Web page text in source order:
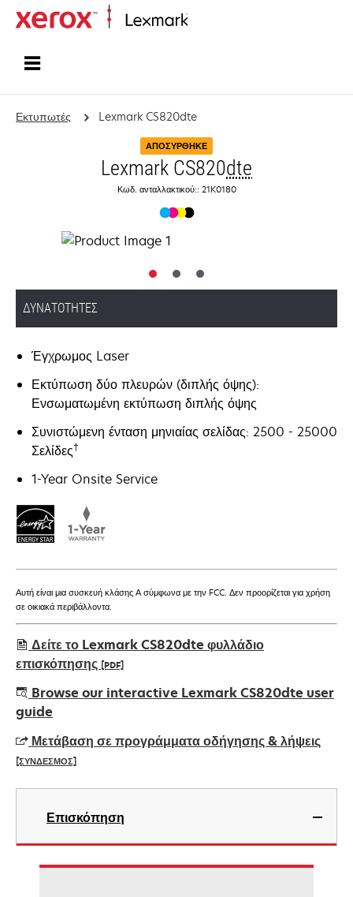
Εκτυπωτές Lexmark CS820dte
ΑΠΟΣΎΡΘΗΚΕ
Lexmark CS820dte
Κωδ. ανταλλακτικού:: 21K0180
ΔΥΝΑΤΌΤΗΤΕΣ
Έγχρωμος Laser
Εκτύπωση δύο πλευρών (διπλής όψης):
Ενσωματωμένη εκτύπωση διπλής όψης
Συνιστώμενη ένταση μηνιαίας σελίδας: 2500 - 25000
Σελίδες†
1-Year Onsite Service
Αυτή είναι μια συσκευή κλάσης Α σύμφωνα με την FCC. Δεν προορίζεται για χρήση
σε οικιακά περιβάλλοντα.
Δείτε το Lexmark CS820dte φυλλάδιο
επισκόπησης [PDF]
opens
in
new
tab
Browse our interactive Lexmark CS820dte user
guide
Μετάβαση σε προγράμματα οδήγησης & λήψεις
[ΣΥΝΔΕΣΜΟΣ]
opens
new
Επισκόπηση